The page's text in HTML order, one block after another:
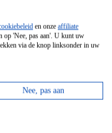
en onze affiliate
op 'Nee, pas aan'. U kunt uw
via de knop linksonder in uw
Nee, pas aan